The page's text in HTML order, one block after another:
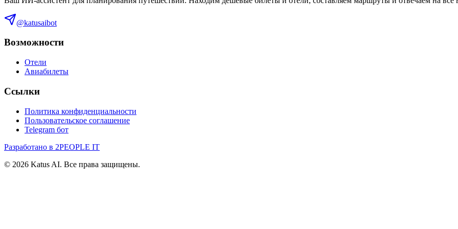
@katusaibot
Возможности
Отели
Авиабилеты
Ссылки
Политика конфиденциальности
Пользовательское соглашение
Telegram бот
Разработано в 2PEOPLE IT
© 2026 Katus AI. Все права защищены.